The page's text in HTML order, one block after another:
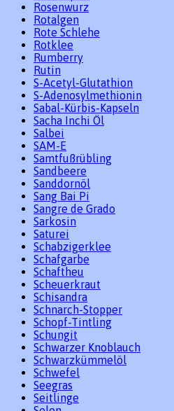
Rosenwurz
Rotalgen
Rote Schlehe
Rotklee
Rumberry
Rutin
S-Acetyl-Glutathion
S-Adenosylmethionin
Sabal-Kürbis-Kapseln
Sacha Inchi Öl
Salbei
SAM-E
Samtfußrübling
Sandbeere
Sanddornöl
Sang Bai Pi
Sangre de Grado
Sarkosin
Saturei
Schabzigerklee
Schafgarbe
Schaftheu
Scheuerkraut
Schisandra
Schnarch-Stopper
Schopf-Tintling
Schungit
Schwarzer Knoblauch
Schwarzkümmelöl
Schwefel
Seegras
Seitlinge